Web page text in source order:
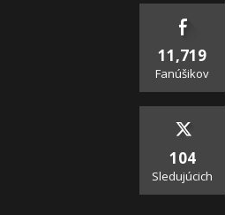
11,719
Fanúšikov
104
Sledujúcich